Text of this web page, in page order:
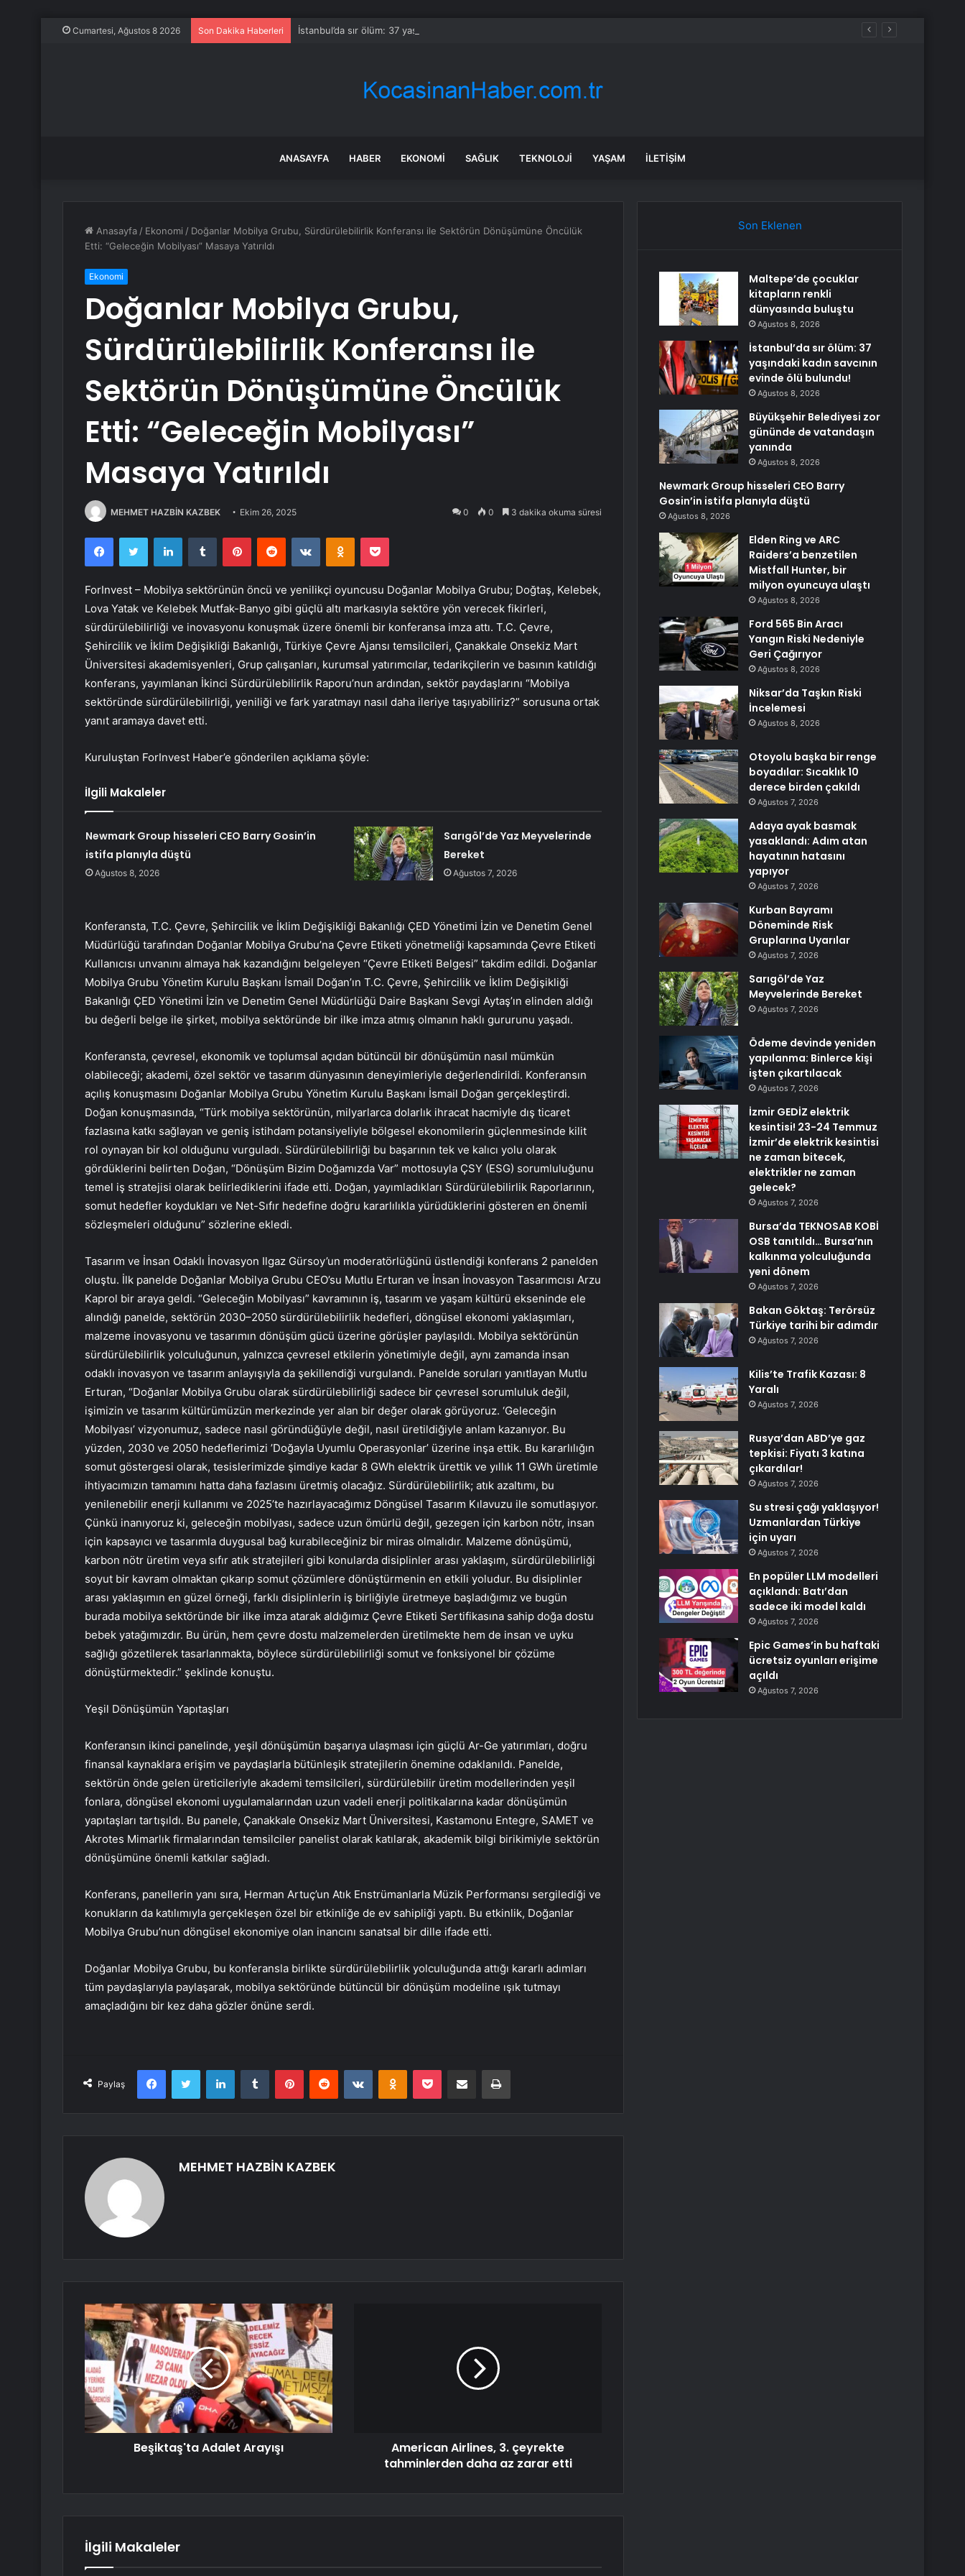
Cumartesi, Ağustos 8 2026 Son Dakika Haberleri İstanbul’da sır ölüm: 37 yaşındaki kadın savcının evinde ölü bulundu!
ANASAYFA HABER EKONOMI SAĞLIK TEKNOLOJI YAŞAM İLETIŞIM
Anasayfa / Ekonomi / Doğanlar Mobilya Grubu, Sürdürülebilirlik Konferansı ile Sektörün Dönüşümüne Öncülük
Etti: “Geleceğin Mobilyası” Masaya Yatırıldı
Ekonomi
Doğanlar Mobilya Grubu,
Sürdürülebilirlik Konferansı ile
Sektörün Dönüşümüne Öncülük
Etti: “Geleceğin Mobilyası”
Masaya Yatırıldı
MEHMET HAZBİN KAZBEK Ekim 26, 2025 0 0 3 dakika okuma süresi
FacebookTwitter LinkedInTumblr PinterestReddit VKontakteOdnoklassniki
Pocket
ForInvest – Mobilya sektörünün öncü ve yenilikçi oyuncusu Doğanlar Mobilya Grubu; Doğtaş, Kelebek,
Lova Yatak ve Kelebek Mutfak-Banyo gibi güçlü altı markasıyla sektöre yön verecek fikirleri,
sürdürülebilirliği ve inovasyonu konuşmak üzere önemli bir konferansa imza attı. T.C. Çevre,
Şehircilik ve İklim Değişikliği Bakanlığı, Türkiye Çevre Ajansı temsilcileri, Çanakkale Onsekiz Mart
Üniversitesi akademisyenleri, Grup çalışanları, kurumsal yatırımcılar, tedarikçilerin ve basının katıldığı
konferans, yayımlanan İkinci Sürdürülebilirlik Raporu’nun ardından, sektör paydaşlarını “Mobilya
sektöründe sürdürülebilirliği, yeniliği ve fark yaratmayı nasıl daha ileriye taşıyabiliriz?” sorusuna ortak
yanıt aramaya davet etti.
Kuruluştan ForInvest Haber’e gönderilen açıklama şöyle:
İlgili Makaleler
Newmark Group hisseleri CEO Barry Gosin’in
istifa planıyla düştü
Ağustos 8, 2026
Sarıgöl’de Yaz Meyvelerinde
Bereket
Ağustos 7, 2026
Konferansta, T.C. Çevre, Şehircilik ve İklim Değişikliği Bakanlığı ÇED Yönetimi İzin ve Denetim Genel
Müdürlüğü tarafından Doğanlar Mobilya Grubu’na Çevre Etiketi yönetmeliği kapsamında Çevre Etiketi
Kullanıcısı unvanını almaya hak kazandığını belgeleyen “Çevre Etiketi Belgesi” takdim edildi. Doğanlar
Mobilya Grubu Yönetim Kurulu Başkanı İsmail Doğan’ın T.C. Çevre, Şehircilik ve İklim Değişikliği
Bakanlığı ÇED Yönetimi İzin ve Denetim Genel Müdürlüğü Daire Başkanı Sevgi Aytaş’ın elinden aldığı
bu değerli belge ile şirket, mobilya sektöründe bir ilke imza atmış olmanın haklı gururunu yaşadı.
Konferansta, çevresel, ekonomik ve toplumsal açıdan bütüncül bir dönüşümün nasıl mümkün
olabileceği; akademi, özel sektör ve tasarım dünyasının deneyimleriyle değerlendirildi. Konferansın
açılış konuşmasını Doğanlar Mobilya Grubu Yönetim Kurulu Başkanı İsmail Doğan gerçekleştirdi.
Doğan konuşmasında, “Türk mobilya sektörünün, milyarlarca dolarlık ihracat hacmiyle dış ticaret
fazlasına katkı sağlayan ve geniş istihdam potansiyeliyle bölgesel ekonomilerin güçlenmesinde kilit
rol oynayan bir kol olduğunu vurguladı. Sürdürülebilirliği bu başarının tek ve kalıcı yolu olarak
gördüklerini belirten Doğan, “Dönüşüm Bizim Doğamızda Var” mottosuyla ÇSY (ESG) sorumluluğunu
temel iş stratejisi olarak belirlediklerini ifade etti. Doğan, yayımladıkları Sürdürülebilirlik Raporlarının,
somut hedefler koydukları ve Net-Sıfır hedefine doğru kararlılıkla yürüdüklerini gösteren en önemli
sözleşmeleri olduğunu” sözlerine ekledi.
Tasarım ve İnsan Odaklı İnovasyon Ilgaz Gürsoy’un moderatörlüğünü üstlendiği konferans 2 panelden
oluştu. İlk panelde Doğanlar Mobilya Grubu CEO’su Mutlu Erturan ve İnsan İnovasyon Tasarımcısı Arzu
Kaprol bir araya geldi. “Geleceğin Mobilyası” kavramının iş, tasarım ve yaşam kültürü ekseninde ele
alındığı panelde, sektörün 2030–2050 sürdürülebilirlik hedefleri, döngüsel ekonomi yaklaşımları,
malzeme inovasyonu ve tasarımın dönüşüm gücü üzerine görüşler paylaşıldı. Mobilya sektörünün
sürdürülebilirlik yolculuğunun, yalnızca çevresel etkilerin yönetimiyle değil, aynı zamanda insan
odaklı inovasyon ve tasarım anlayışıyla da şekillendiği vurgulandı. Panelde soruları yanıtlayan Mutlu
Erturan, “Doğanlar Mobilya Grubu olarak sürdürülebilirliği sadece bir çevresel sorumluluk değil,
işimizin ve tasarım kültürümüzün merkezinde yer alan bir değer olarak görüyoruz. ‘Geleceğin
Mobilyası’ vizyonumuz, sadece nasıl göründüğüyle değil, nasıl üretildiğiyle anlam kazanıyor. Bu
yüzden, 2030 ve 2050 hedeflerimizi ’Doğayla Uyumlu Operasyonlar’ üzerine inşa ettik. Bu kararlılığın
somut göstergesi olarak, tesislerimizde şimdiye kadar 8 GWh elektrik ürettik ve yıllık 11 GWh üretimle
ihtiyacımızın tamamını hatta daha fazlasını üretmiş olacağız. Sürdürülebilirlik; atık azaltımı, bu
yenilenebilir enerji kullanımı ve 2025’te hazırlayacağımız Döngüsel Tasarım Kılavuzu ile somutlaşıyor.
Çünkü inanıyoruz ki, geleceğin mobilyası, sadece uzun ömürlü değil, gezegen için karbon nötr, insan
için kapsayıcı ve tasarımla duygusal bağ kurabileceğiniz bir miras olmalıdır. Malzeme dönüşümü,
karbon nötr üretim veya sıfır atık stratejileri gibi konularda disiplinler arası yaklaşım, sürdürülebilirliği
soyut bir kavram olmaktan çıkarıp somut çözümlere dönüştürmenin en etkili yoludur. Bu disiplinler
arası yaklaşımın en güzel örneği, farklı disiplinlerin iş birliğiyle üretmeye başladığımız ve bugün
burada mobilya sektöründe bir ilke imza atarak aldığımız Çevre Etiketi Sertifikasına sahip doğa dostu
bebek yatağımızdır. Bu ürün, hem çevre dostu malzemelerden üretilmekte hem de insan ve uyku
sağlığı gözetilerek tasarlanmakta, böylece sürdürülebilirliği somut ve fonksiyonel bir çözüme
dönüştürmektedir.” şeklinde konuştu.
Yeşil Dönüşümün Yapıtaşları
Konferansın ikinci panelinde, yeşil dönüşümün başarıya ulaşması için güçlü Ar-Ge yatırımları, doğru
finansal kaynaklara erişim ve paydaşlarla bütünleşik stratejilerin önemine odaklanıldı. Panelde,
sektörün önde gelen üreticileriyle akademi temsilcileri, sürdürülebilir üretim modellerinden yeşil
fonlara, döngüsel ekonomi uygulamalarından uzun vadeli enerji politikalarına kadar dönüşümün
yapıtaşları tartışıldı. Bu panele, Çanakkale Onsekiz Mart Üniversitesi, Kastamonu Entegre, SAMET ve
Akrotes Mimarlık firmalarından temsilciler panelist olarak katılarak, akademik bilgi birikimiyle sektörün
dönüşümüne önemli katkılar sağladı.
Konferans, panellerin yanı sıra, Herman Artuç’un Atık Enstrümanlarla Müzik Performansı sergilediği ve
konukların da katılımıyla gerçekleşen özel bir etkinliğe de ev sahipliği yaptı. Bu etkinlik, Doğanlar
Mobilya Grubu’nun döngüsel ekonomiye olan inancını sanatsal bir dille ifade etti.
Doğanlar Mobilya Grubu, bu konferansla birlikte sürdürülebilirlik yolculuğunda attığı kararlı adımları
tüm paydaşlarıyla paylaşarak, mobilya sektöründe bütüncül bir dönüşüm modeline ışık tutmayı
amaçladığını bir kez daha gözler önüne serdi.
Paylaş
FacebookTwitter LinkedInTumblr PinterestReddit VKontakteOdnoklassniki
Pocket E-Posta ile paylaş Yazdır
MEHMET HAZBİN KAZBEK
Beşiktaş'ta Adalet Arayışı
American Airlines, 3. çeyrekte
tahminlerden daha az zarar etti
İlgili Makaleler
Son Eklenen
Maltepe’de çocuklar
kitapların renkli
dünyasında buluştu
Ağustos 8, 2026
İstanbul’da sır ölüm: 37
yaşındaki kadın savcının
evinde ölü bulundu!
Ağustos 8, 2026
Büyükşehir Belediyesi zor
gününde de vatandaşın
yanında
Ağustos 8, 2026
Newmark Group hisseleri CEO Barry
Gosin’in istifa planıyla düştü
Ağustos 8, 2026
Elden Ring ve ARC
Raiders’a benzetilen
Mistfall Hunter, bir
milyon oyuncuya ulaştı
Ağustos 8, 2026
Ford 565 Bin Aracı
Yangın Riski Nedeniyle
Geri Çağırıyor
Ağustos 8, 2026
Niksar’da Taşkın Riski
İncelemesi
Ağustos 8, 2026
Otoyolu başka bir renge
boyadılar: Sıcaklık 10
derece birden çakıldı
Ağustos 7, 2026
Adaya ayak basmak
yasaklandı: Adım atan
hayatının hatasını
yapıyor
Ağustos 7, 2026
Kurban Bayramı
Döneminde Risk
Gruplarına Uyarılar
Ağustos 7, 2026
Sarıgöl’de Yaz
Meyvelerinde Bereket
Ağustos 7, 2026
Ödeme devinde yeniden
yapılanma: Binlerce kişi
işten çıkartılacak
Ağustos 7, 2026
İzmir GEDİZ elektrik
kesintisi! 23-24 Temmuz
İzmir’de elektrik kesintisi
ne zaman bitecek,
elektrikler ne zaman
gelecek?
Ağustos 7, 2026
Bursa’da TEKNOSAB KOBİ
OSB tanıtıldı… Bursa’nın
kalkınma yolculuğunda
yeni dönem
Ağustos 7, 2026
Bakan Göktaş: Terörsüz
Türkiye tarihi bir adımdır
Ağustos 7, 2026
Kilis’te Trafik Kazası: 8
Yaralı
Ağustos 7, 2026
Rusya’dan ABD’ye gaz
tepkisi: Fiyatı 3 katına
çıkardılar!
Ağustos 7, 2026
Su stresi çağı yaklaşıyor!
Uzmanlardan Türkiye
için uyarı
Ağustos 7, 2026
En popüler LLM modelleri
açıklandı: Batı’dan
sadece iki model kaldı
Ağustos 7, 2026
Epic Games’in bu haftaki
ücretsiz oyunları erişime
açıldı
Ağustos 7, 2026